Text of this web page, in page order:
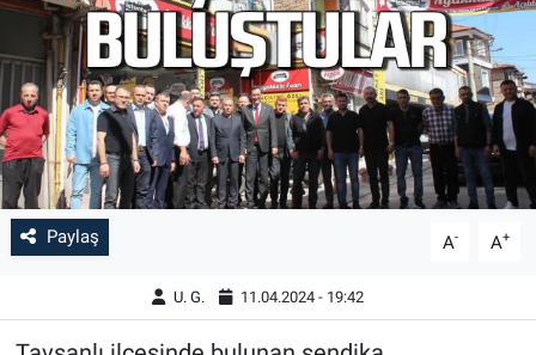
Paylaş A- A+
U. G. 11.04.2024 - 19:42